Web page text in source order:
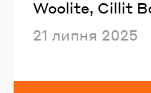
Woolite, Cillit
Опубліковано
21 липня 2025